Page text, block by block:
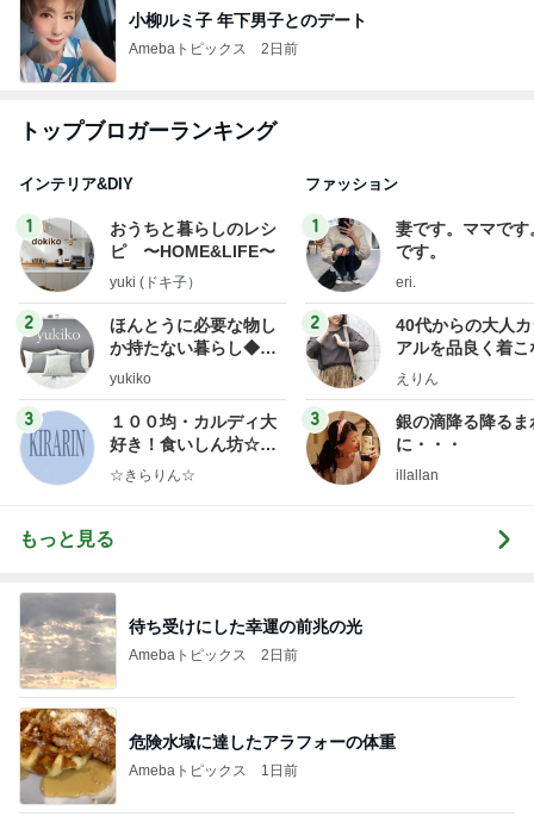
小柳ルミ子 年下男子とのデート
Amebaトピックス 2日前
トップブロガーランキング
インテリア&DIY
1
おうちと暮らしのレシ
ピ 〜HOME&LIFE〜
yuki (ドキ子）
2
ほんとうに必要な物し
か持たない暮らし◆Ke
ep Life Simple◆〜イ
yukiko
3
１００均・カルディ大
好き！食いしん坊☆き
らりん☆のブログ
☆きらりん☆
ファッション
1
妻です。ママです
です。
eri.
2
40代からの大人
アルを品良く着こ
ファッションブロ
えりん
3
銀の滴降る降るま
に・・・
illallan
もっと見る
待ち受けにした幸運の前兆の光
Amebaトピックス 2日前
危険水域に達したアラフォーの体重
Amebaトピックス 1日前